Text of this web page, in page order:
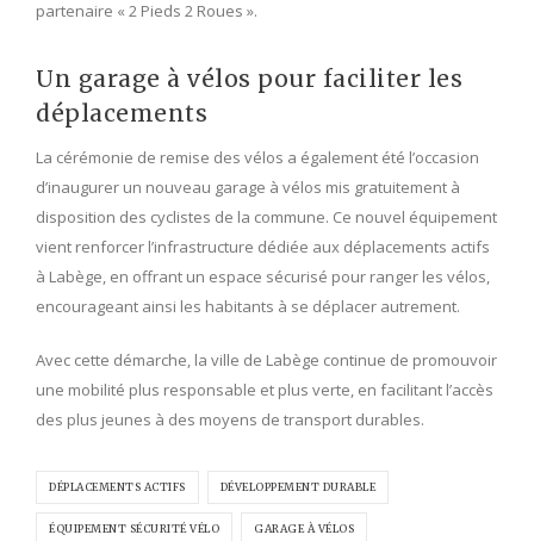
partenaire « 2 Pieds 2 Roues ».
Un garage à vélos pour faciliter les
déplacements
La cérémonie de remise des vélos a également été l’occasion
d’inaugurer un nouveau garage à vélos mis gratuitement à
disposition des cyclistes de la commune. Ce nouvel équipement
vient renforcer l’infrastructure dédiée aux déplacements actifs
à Labège, en offrant un espace sécurisé pour ranger les vélos,
encourageant ainsi les habitants à se déplacer autrement.
Avec cette démarche, la ville de Labège continue de promouvoir
une mobilité plus responsable et plus verte, en facilitant l’accès
des plus jeunes à des moyens de transport durables.
DÉPLACEMENTS ACTIFS DÉVELOPPEMENT DURABLE
ÉQUIPEMENT SÉCURITÉ VÉLO GARAGE À VÉLOS